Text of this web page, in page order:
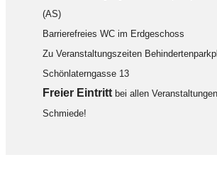
(AS)
Barrierefreies WC im Erdgeschoss
Zu Veranstaltungszeiten
Schönlaterngasse 13
Freier Eintritt bei allen
Schmiede!